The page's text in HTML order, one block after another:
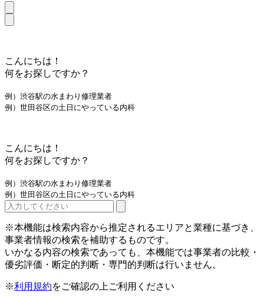
こんにちは！
何をお探しですか？
例）渋谷駅の水まわり修理業者
例）世田谷区の土日にやっている内科
こんにちは！
何をお探しですか？
例）渋谷駅の水まわり修理業者
例）世田谷区の土日にやっている内科
※本機能は検索内容から推定されるエリアと業種に基づき、
事業者情報の検索を補助するものです。
いかなる内容の検索であっても、本機能では事業者の比較・
優劣評価・断定的判断・専門的判断は行いません。
※利用規約をご確認の上ご利用ください